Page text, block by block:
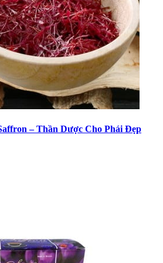
– Thần Dược Cho Phái Đẹp